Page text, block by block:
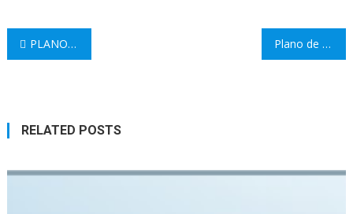
Navegação
PLANO DE HIGIENIZAÇÃO Plano de Contingência
RELATED POSTS